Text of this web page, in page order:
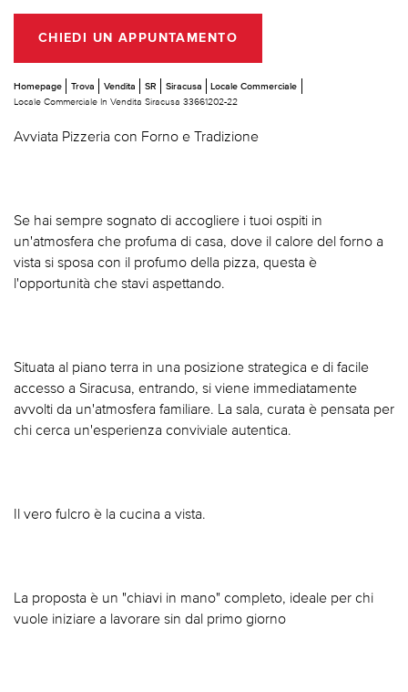
CHIEDI UN APPUNTAMENTO
Homepage Trova Vendita SR Siracusa
Locale Commerciale
Locale Commerciale In Vendita Siracusa 33661202-22
Avviata Pizzeria con Forno e Tradizione
Se hai sempre sognato di accogliere i tuoi ospiti in
un'atmosfera che profuma di casa, dove il calore del forno a
vista si sposa con il profumo della pizza, questa è
l'opportunità che stavi aspettando.
Situata al piano terra in una posizione strategica e di facile
accesso a Siracusa, entrando, si viene immediatamente
avvolti da un'atmosfera familiare. La sala, curata è pensata per
chi cerca un'esperienza conviviale autentica.
Il vero fulcro è la cucina a vista.
La proposta è un "chiavi in mano" completo, ideale per chi
vuole iniziare a lavorare sin dal primo giorno